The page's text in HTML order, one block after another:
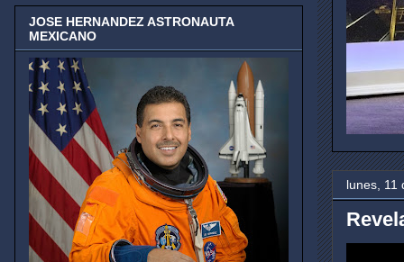
lunes, 11
JOSE HERNANDEZ ASTRONAUTA
MEXICANO